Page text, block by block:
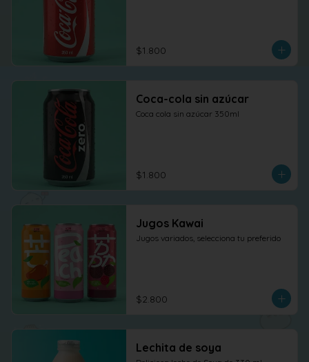
$1.800
Coca-cola sin azúcar
Coca cola sin azúcar 350ml
$1.800
Jugos Kawai
Jugos variados, selecciona tu preferido
$2.800
Lechita de soya